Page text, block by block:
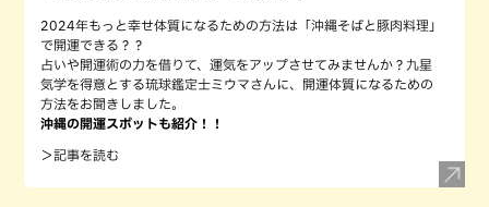
2024年もっと幸せ体質になるための方法は「沖縄そばと豚肉料理」
で開運できる？？
占いや開運術の力を借りて、運気をアップさせてみませんか？九星
気学を得意とする琉球鑑定士ミウマさんに、開運体質になるための
方法をお聞きしました。
沖縄の開運スポットも紹介！！
＞記事を読む